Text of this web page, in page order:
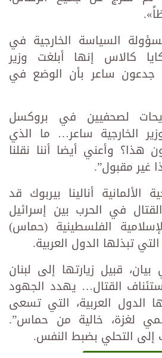
السياسة الخارجية في
كالاس إنها أبلغت وزير
‏جدعون ساعر بأن الوضع في
لصحفيين في بروكسل
الخارجية ساعر… ما الذي
هذا؟ وأعني أيضا أننا نقلنا
غير مقبول”.‏
الألمانية أنالينا بيربوك قد
في الحرب بين إسرائيل
الفلسطينية (حماس)
تبذلها الدول العربية.‏
قبيل زيارتها إلى لبنان
القتال… يهدد الجهود
‏الدول العربية، التي تسعى
لغزة، خالية من حماس”.
التحلي بضبط ‏النفس.‏